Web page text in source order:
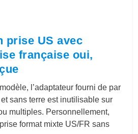
prise US avec
française oui,
l’adaptateur fourni de par
sans terre est inutilisable sur
multiples. Personnellement,
format mixte US/FR sans